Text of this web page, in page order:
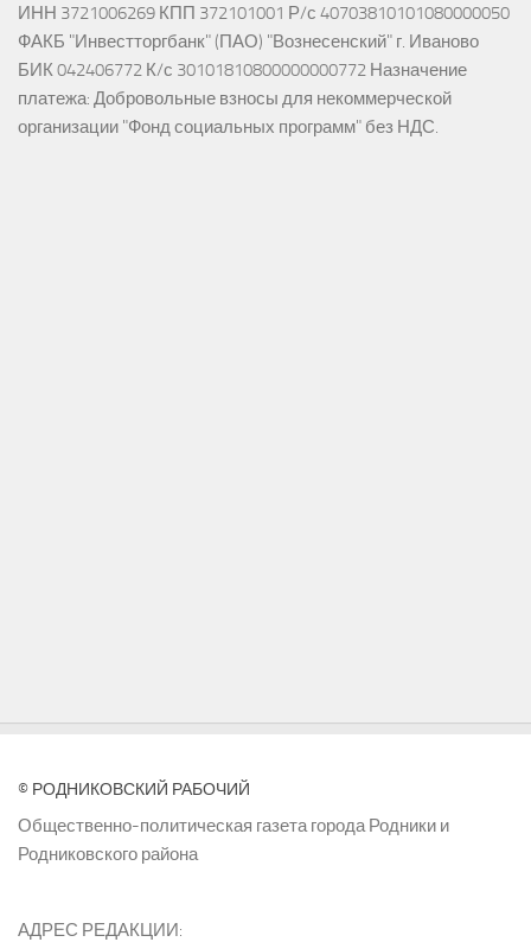
ИНН 3721006269 КПП 372101001 Р/с 40703810101080000050
ФАКБ "Инвестторгбанк" (ПАО) "Вознесенский" г. Иваново
БИК 042406772 К/с 30101810800000000772 Назначение
платежа: Добровольные взносы для некоммерческой
организации "Фонд социальных программ" без НДС.
© РОДНИКОВСКИЙ РАБОЧИЙ
Общественно-политическая газета города Родники и
Родниковского района
АДРЕС РЕДАКЦИИ: